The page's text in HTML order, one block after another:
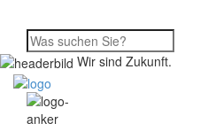
Wir sind Zukunft.